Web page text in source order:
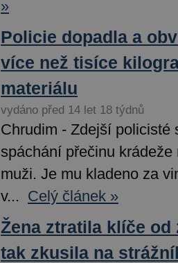
»
Policie dopadla a
více než tisíce
materiálu
vydáno před 14 let 18 týdnů
Chrudim - Zdejší policisté
spáchání přečinu
muži. Je mu kladeno za
v... Celý článek »
Žena ztratila klíče od
tak zkusila na